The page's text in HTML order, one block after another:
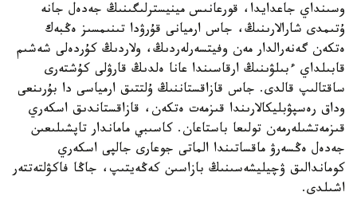
وسىنداي جاعدايدا، قورعانىس مينيسترلىگىنىڭ جەدەل جانە
ۇتىمدى شارالارىنىڭ، جاس ارميانى قۇرۋدا تىنىمسىز ەڭبەك
ەتكەن گەنەرالدار مەن وفيتسەرلەردىڭ، ولاردىڭ كۇردەلى شەشىم
قابىلداي ءبىلۋىنىڭ ارقاسىندا عانا ەلدىڭ قارۋلى كۇشتەرى
ساقتالىپ قالدى. جاس قازاقستاننىڭ ۇلتتىق ارمياسى دا بۇرىنعى
وداق رەسپۋبليكالارىندا قىزمەت ەتكەن، قازاقستاندىق اسكەري
قىزمەتشىلەرمەن تولىعا باستاعان. كاسىبي ماماندار تاپشىلىعىن
جەدەل ەڭسەرۋ ماقساتىندا الماتى جوعارى جالپى اسكەري
كوماندالىق ۋچيليشەسىنىڭ بازاسىن كەڭەيتىپ، جاڭا فاكۋلتەتتەر
اشىلدى.